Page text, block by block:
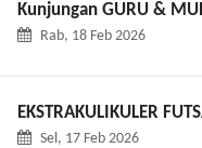
Kunjungan GURU &
Rab, 18 Feb 2026
EKSTRAKULIKULER
Sel, 17 Feb 2026